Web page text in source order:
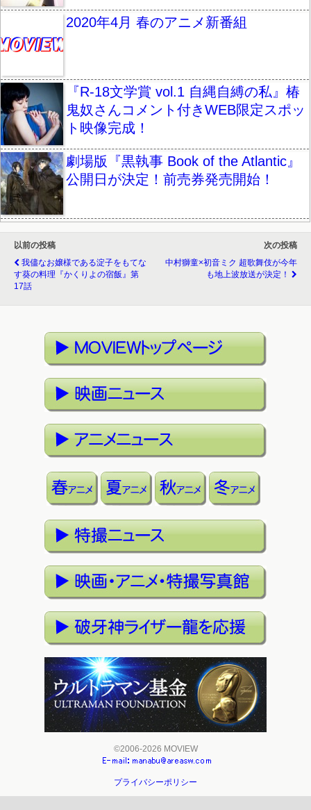
2020年4月 春のアニメ新番組
『R-18文学賞 vol.1 自縄自縛の私』椿
鬼奴さんコメント付きWEB限定スポッ
ト映像完成！
劇場版『黒執事 Book of the Atlantic』
公開日が決定！前売券発売開始！
以前の投稿
我儘なお嬢様である淀子をもてな
す葵の料理『かくりよの宿飯』第
17話
次の投稿
中村獅童×初音ミク 超歌舞伎が今年
も地上波放送が決定！
©2006-2026 MOVIEW
プライバシーポリシー